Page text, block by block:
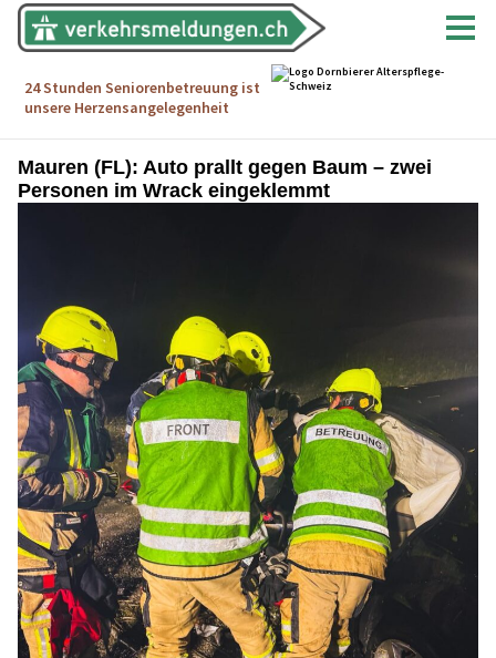
Mauren (FL): Auto prallt gegen Baum – zwei
Personen im Wrack eingeklemmt